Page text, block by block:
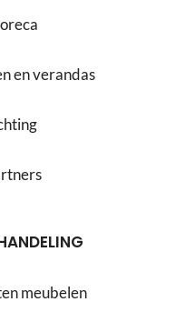
en verandas
meubelen